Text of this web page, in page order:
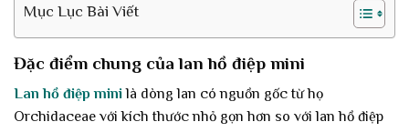
Mục Lục Bài Viết
Đặc điểm chung của lan hồ điệp mini
Lan hồ điệp minilà dòng lan có nguồn gốc từ họ
Orchidaceae với kích thước nhỏ gọn hơn so với lan hồ điệp